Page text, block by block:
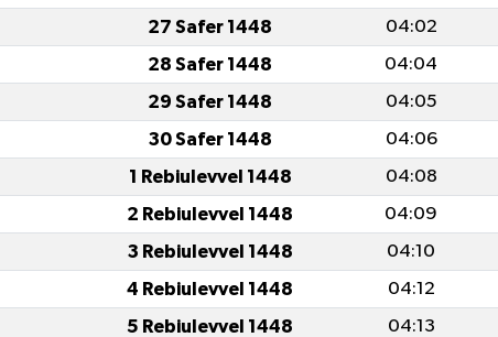
27 Safer 1448 04:02
28 Safer 1448 04:04
29 Safer 1448 04:05
30 Safer 1448 04:06
1 Rebiulevvel 1448 04:08
2 Rebiulevvel 1448 04:09
3 Rebiulevvel 1448 04:10
4 Rebiulevvel 1448 04:12
5 Rebiulevvel 1448 04:13